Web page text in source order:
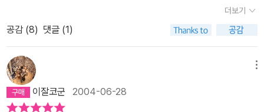
실한 기독교인인 김교수는 관용의 정신이 부족한 보수적 기독교의 양
심적병역거부 문제에 대해서도 헌법정신을 들이 밀며 비판한다. 표현
의 자유문제나 정치적 자유문제에 있어서도 관용의 정신을 주장한다.
하지만 정작 현실은 아직도 색깔론이 정치권에서 정쟁의 도구로 이용
되고 주요언론들은 이를 지원해주고 있으니 전부 헌법정신에 위배된
작당들이다.그러면서도 그들의 수장은 '대한민국의 헌법을 지키지 않
한정된 수업 시간과 이런 내용을 적절하게 비판해가며 받아들이기에
는 아직 스스로의 가치관이 정립되어 있지 않은 아이들, 또한 교사가
'비판자'로서가 아니라 '중립자' 내지는 '전달자'로서의 위치를 지키기
를 바라는 사회적 시선 앞에 자유롭지 못한 비굴한 내 모습때문에 하
기 어려웠던 말들, 그런 것들을 조목조목 작지만 단호한 목소리로 전
달해 주는 저자에게 고마움을 느낀다. 저자의 말로 마무리를 해야겠
그저 재판이 있다면 선배들을 따라 법원으로 가곤 했었다. 그때 선배
들에게 들었던 얘기가 생각난다. 민주 변호사입네 하는 그 변호사가
그런데 웃긴 건, 재판을 앞두고 삼십분전에야 법원으로 오던 그 변호
사가 그때야 그 사실을 알고 당황해하며 돌아갔다는 얘기. 그게 사실
인지는 나도 잘 모른다. 하지만 그때 느낀건 그랬다. 구속 수감되어 감
옥에 가 있는 당사자와 가족, 그를 아는 모두에게는 아주 중대한 것들
이 될 때 그것은 아웃사이더가 우리 사회에 미치는 긍정적인 효과가
되지 않을까. 이 책을 쓴 저자도 어찌 보면 법조계의 그러한 아웃사
이더라 할 수 있지 않을까 싶다. 저자는 법조계의 아웃사이더가 되어
우리 일반인에게 법조계에 대한 객관적인 비판과 함께 국가와 법에
대한 올바른 시각 그리고 우리가 알아야 할 법적 권리 등에 대해 어렵
지 않게 들려주고 있다. 국가를 사랑하는 것을 강조한 나라보다는 국
더보기
공감 (8) 댓글 (1)
이잘코군 2004-06-28